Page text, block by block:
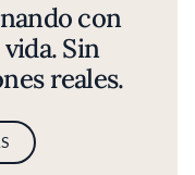
con
Sin
reales.